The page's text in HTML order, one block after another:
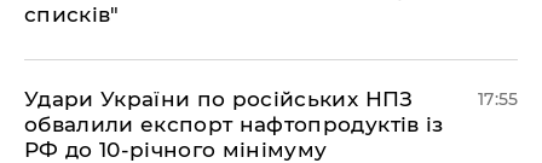
списків"
​Удари України по російських НПЗ
обвалили експорт нафтопродуктів із
РФ до 10-річного мінімуму
17:55